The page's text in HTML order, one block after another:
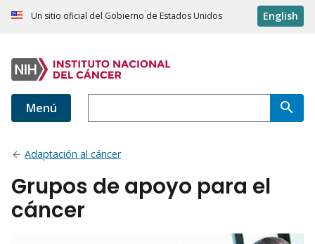
Un sitio oficial del Gobierno de Estados Unidos English
Menú
Adaptación al cáncer
Grupos de apoyo para el
cáncer